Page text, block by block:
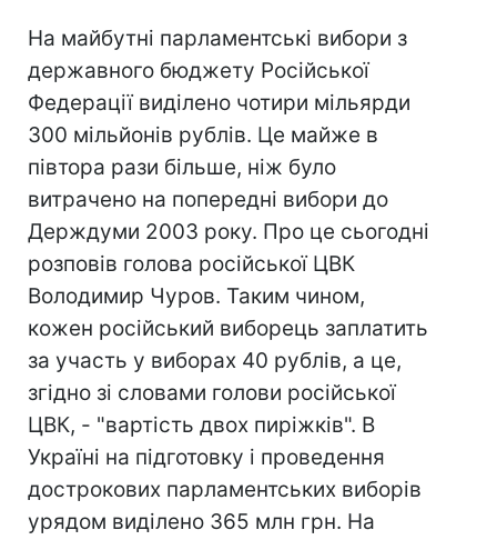
На майбутні парламентські вибори з
державного бюджету Російської
Федерації виділено чотири мільярди
300 мільйонів рублів. Це майже в
півтора рази більше, ніж було
витрачено на попередні вибори до
Держдуми 2003 року. Про це сьогодні
розповів голова російської ЦВК
Володимир Чуров. Таким чином,
кожен російський виборець заплатить
за участь у виборах 40 рублів, а це,
згідно зі словами голови російської
ЦВК, - "вартість двох пиріжків". В
Україні на підготовку і проведення
дострокових парламентських виборів
урядом виділено 365 млн грн. На